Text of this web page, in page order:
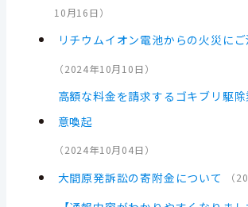
10月16日 ）
リチウムイオン電池からの火災に
（2024年10月10日 ）
高額な料金を請求するゴキブリ駆
意喚起
（2024年10月04日 ）
大間原発訴訟の寄附金について （